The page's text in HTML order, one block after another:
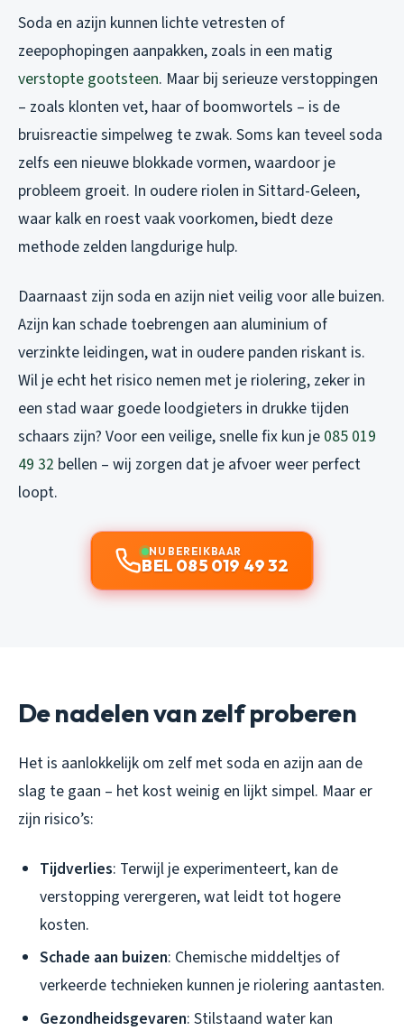
Soda en azijn kunnen lichte vetresten of
zeepophopingen aanpakken, zoals in een matig
verstopte gootsteen. Maar bij serieuze verstoppingen
– zoals klonten vet, haar of boomwortels – is de
bruisreactie simpelweg te zwak. Soms kan teveel soda
zelfs een nieuwe blokkade vormen, waardoor je
probleem groeit. In oudere riolen in Sittard-Geleen,
waar kalk en roest vaak voorkomen, biedt deze
methode zelden langdurige hulp.
Daarnaast zijn soda en azijn niet veilig voor alle buizen.
Azijn kan schade toebrengen aan aluminium of
verzinkte leidingen, wat in oudere panden riskant is.
Wil je echt het risico nemen met je riolering, zeker in
een stad waar goede loodgieters in drukke tijden
schaars zijn? Voor een veilige, snelle fix kun je 085 019
49 32 bellen – wij zorgen dat je afvoer weer perfect
loopt.
NU BEREIKBAAR
BEL 085 019 49 32
De nadelen van zelf proberen
Het is aanlokkelijk om zelf met soda en azijn aan de
slag te gaan – het kost weinig en lijkt simpel. Maar er
zijn risico’s:
Tijdverlies: Terwijl je experimenteert, kan de
verstopping verergeren, wat leidt tot hogere
kosten.
Schade aan buizen: Chemische middeltjes of
verkeerde technieken kunnen je riolering aantasten.
Gezondheidsgevaren: Stilstaand water kan